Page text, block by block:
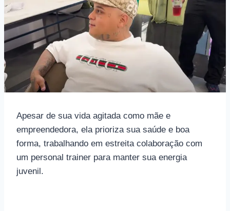
Apesar de sua vida agitada como mãe e
empreendedora, ela prioriza sua saúde e boa
forma, trabalhando em estreita colaboração com
um personal trainer para manter sua energia
juvenil.